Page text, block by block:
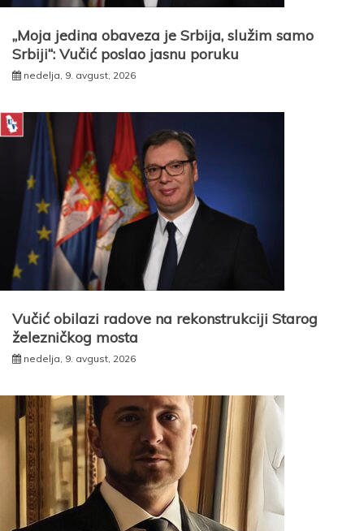
„Moja jedina obaveza je Srbija, služim samo
Srbiji“: Vučić poslao jasnu poruku
nedelja, 9. avgust, 2026
Vučić obilazi radove na rekonstrukciji Starog
železničkog mosta
nedelja, 9. avgust, 2026